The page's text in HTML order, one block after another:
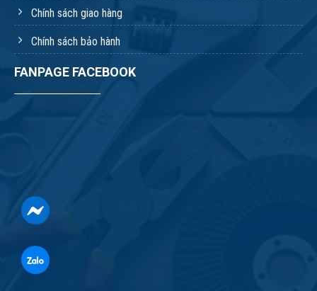
Chính sách giao hàng
Chính sách bảo hành
FANPAGE FACEBOOK